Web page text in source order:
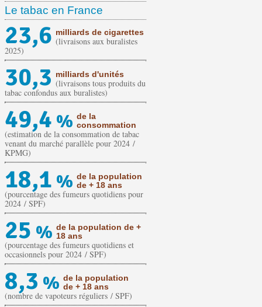
Le tabac en France
23,6 milliards de cigarettes
(livraisons aux buralistes
2025)
30,3 milliards d'unités
(livraisons tous produits du
tabac confondus aux buralistes)
49,4 % de la
consommation
(estimation de la consommation de tabac
venant du marché parallèle pour 2024 /
KPMG)
18,1 % de la population
de + 18 ans
(pourcentage des fumeurs quotidiens pour
2024 / SPF)
25 % de la population de +
18 ans
(pourcentage des fumeurs quotidiens et
occasionnels pour 2024 / SPF)
8,3 % de la population
de + 18 ans
(nombre de vapoteurs réguliers / SPF)